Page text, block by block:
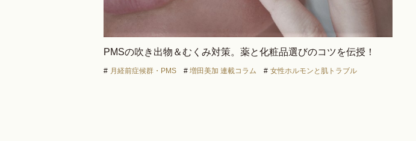
PMSの吹き出物＆むくみ対策。薬と化粧品選びのコツを伝授！
# 月経前症候群・PMS # 増田美加 連載コラム # 女性ホルモンと肌トラブル